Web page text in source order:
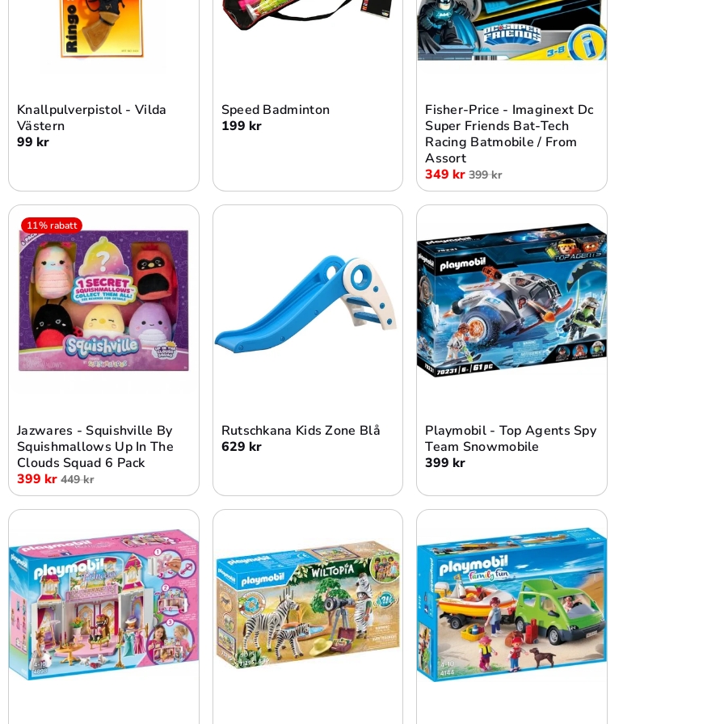
Knallpulverpistol - Vilda
Västern
99 kr
Speed Badminton
199 kr
Fisher-Price - Imaginext Dc
Super Friends Bat-Tech
Racing Batmobile / From
Assort
349 kr 399 kr
11% rabatt
Jazwares - Squishville By
Squishmallows Up In The
Clouds Squad 6 Pack
399 kr 449 kr
Rutschkana Kids Zone Blå
629 kr
Playmobil - Top Agents Spy
Team Snowmobile
399 kr